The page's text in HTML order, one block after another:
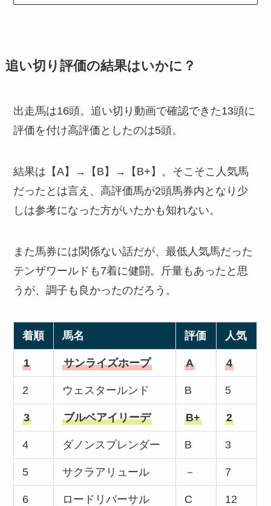
追い切り評価の結果はいかに？
出走馬は16頭。追い切り動画で確認できた13頭に
評価を付け高評価としたのは5頭。
結果は【A】→【B】→【B+】。そこそこ人気馬
だったとは言え、高評価馬が2頭馬券内となり少
しは参考になった方がいたかも知れない。
また馬券には関係ない話だが、最低人気馬だった
テンザワールドも7着に健闘。斤量もあったと思
うが、調子も良かったのだろう。
着順 馬名 評価 人気
1 サンライズホープ A 4
2 ウェスタールンド B 5
3 ブルベアイリーデ B+ 2
4 ダノンスプレンダー B 3
5 サクラアリュール － 7
6 ロードリバーサル C 12